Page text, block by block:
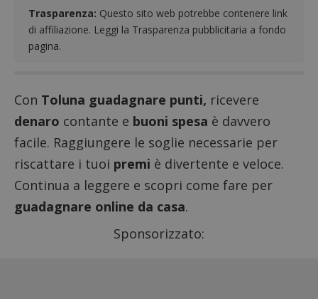
Trasparenza: Questo sito web potrebbe contenere link
di affiliazione. Leggi la Trasparenza pubblicitaria a fondo
pagina.
Con Toluna guadagnare punti, ricevere
denaro contante e buoni spesa è davvero
facile. Raggiungere le soglie necessarie per
riscattare i tuoi premi è divertente e veloce.
Continua a leggere e scopri come fare per
guadagnare online da casa.
Sponsorizzato: